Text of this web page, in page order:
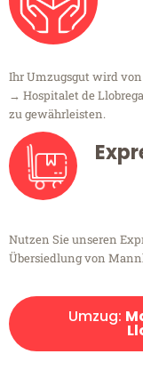
Ihr Umzugsgut wird
→ Hospitalet de
zu gewährleisten.
Nutzen Sie unseren
Übersiedlung von
Umzug: